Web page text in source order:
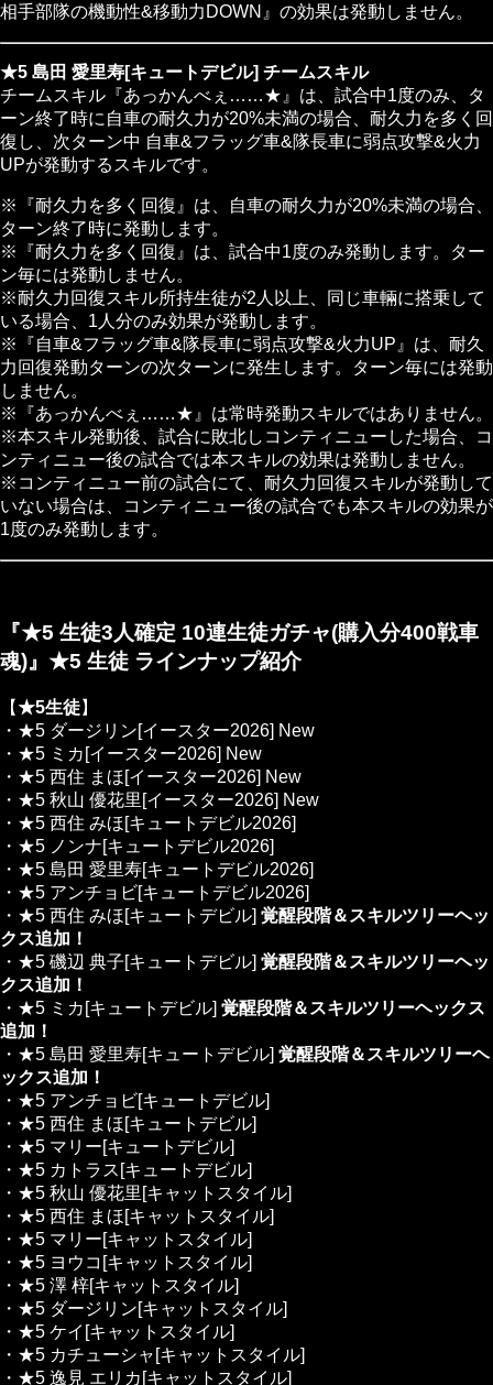
相手部隊の機動性&移動力DOWN』の効果は発動しません。
★5 島田 愛里寿[キュートデビル] チームスキル
チームスキル『あっかんべぇ……★』は、試合中1度のみ、タ
ーン終了時に自車の耐久力が20%未満の場合、耐久力を多く回
復し、次ターン中 自車&フラッグ車&隊長車に弱点攻撃&火力
UPが発動するスキルです。
※『耐久力を多く回復』は、自車の耐久力が20%未満の場合、
ターン終了時に発動します。
※『耐久力を多く回復』は、試合中1度のみ発動します。ター
ン毎には発動しません。
※耐久力回復スキル所持生徒が2人以上、同じ車輛に搭乗して
いる場合、1人分のみ効果が発動します。
※『自車&フラッグ車&隊長車に弱点攻撃&火力UP』は、耐久
力回復発動ターンの次ターンに発生します。ターン毎には発動
しません。
※『あっかんべぇ……★』は常時発動スキルではありません。
※本スキル発動後、試合に敗北しコンティニューした場合、コ
ンティニュー後の試合では本スキルの効果は発動しません。
※コンティニュー前の試合にて、耐久力回復スキルが発動して
いない場合は、コンティニュー後の試合でも本スキルの効果が
1度のみ発動します。
『★5 生徒3人確定 10連生徒ガチャ(購入分400戦車
魂)』★5 生徒 ラインナップ紹介
【★5生徒】
・★5 ダージリン[イースター2026] New
・★5 ミカ[イースター2026] New
・★5 西住 まほ[イースター2026] New
・★5 秋山 優花里[イースター2026] New
・★5 西住 みほ[キュートデビル2026]
・★5 ノンナ[キュートデビル2026]
・★5 島田 愛里寿[キュートデビル2026]
・★5 アンチョビ[キュートデビル2026]
・★5 西住 みほ[キュートデビル] 覚醒段階＆スキルツリーヘッ
クス追加！
・★5 磯辺 典子[キュートデビル] 覚醒段階＆スキルツリーヘッ
クス追加！
・★5 ミカ[キュートデビル] 覚醒段階＆スキルツリーヘックス
追加！
・★5 島田 愛里寿[キュートデビル] 覚醒段階＆スキルツリーヘ
ックス追加！
・★5 アンチョビ[キュートデビル]
・★5 西住 まほ[キュートデビル]
・★5 マリー[キュートデビル]
・★5 カトラス[キュートデビル]
・★5 秋山 優花里[キャットスタイル]
・★5 西住 まほ[キャットスタイル]
・★5 マリー[キャットスタイル]
・★5 ヨウコ[キャットスタイル]
・★5 澤 梓[キャットスタイル]
・★5 ダージリン[キャットスタイル]
・★5 ケイ[キャットスタイル]
・★5 カチューシャ[キャットスタイル]
・★5 逸見 エリカ[キャットスタイル]